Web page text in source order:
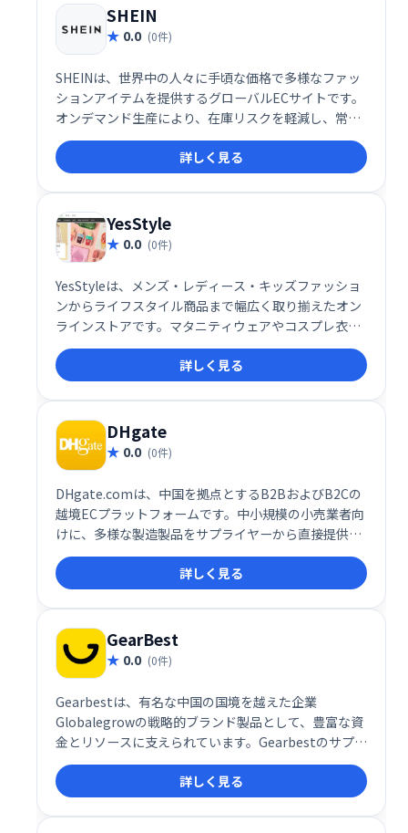
SHEIN
0.0 (0件)
SHEINは、世界中の人々に手頃な価格で多様なファッ
ションアイテムを提供するグローバルECサイトです。
オンデマンド生産により、在庫リスクを軽減し、常に
最新のトレンドを取り入れた商品を幅広く展開してい
ます。 誰もがファッションを楽しめるよう、リーズナ
ブルな価格と豊富な品揃えで、個性を表現するお手伝
いをします。
詳しく見る
YesStyle
0.0 (0件)
YesStyleは、メンズ・レディース・キッズファッショ
ンからライフスタイル商品まで幅広く取り揃えたオン
ラインストアです。マタニティウェアやコスプレ衣装
など、多様なアイテムを取り扱い、あなたにぴったり
の商品が見つかるはずです。
詳しく見る
DHgate
0.0 (0件)
DHgate.comは、中国を拠点とするB2BおよびB2Cの
越境ECプラットフォームです。中小規模の小売業者向
けに、多様な製造製品をサプライヤーから直接提供し
ています。世界中のバイヤーとサプライヤーをつな
ぎ、幅広い商品を競争力のある価格で提供すること
で、ビジネスの拡大を支援します。
詳しく見る
GearBest
0.0 (0件)
Gearbestは、有名な中国の国境を越えた企業
Globalegrowの戦略的ブランド製品として、豊富な資
金とリソースに支えられています。Gearbestのサプラ
イヤーは、専門的な評価システムを通じて管理され、
トップサプライヤーを選択し、高品質の商品の調達を
最適化すると同時に、製品カテゴリーの包括性を維持
します。
詳しく見る